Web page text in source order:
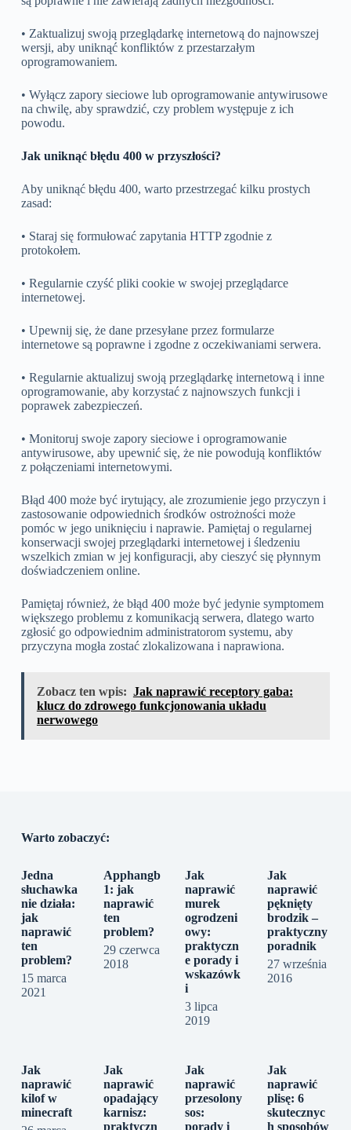
• Zaktualizuj swoją przeglądarkę internetową do najnowszej
wersji, aby uniknąć konfliktów z przestarzałym
oprogramowaniem.
• Wyłącz zapory sieciowe lub oprogramowanie antywirusowe
na chwilę, aby sprawdzić, czy problem występuje z ich
powodu.
Jak uniknąć błędu 400 w przyszłości?
Aby uniknąć błędu 400, warto przestrzegać kilku prostych
zasad:
• Staraj się formułować zapytania HTTP zgodnie z
protokołem.
• Regularnie czyść pliki cookie w swojej przeglądarce
internetowej.
• Upewnij się, że dane przesyłane przez formularze
internetowe są poprawne i zgodne z oczekiwaniami serwera.
• Regularnie aktualizuj swoją przeglądarkę internetową i inne
oprogramowanie, aby korzystać z najnowszych funkcji i
poprawek zabezpieczeń.
• Monitoruj swoje zapory sieciowe i oprogramowanie
antywirusowe, aby upewnić się, że nie powodują konfliktów
z połączeniami internetowymi.
Błąd 400 może być irytujący, ale zrozumienie jego przyczyn i
zastosowanie odpowiednich środków ostrożności może
pomóc w jego uniknięciu i naprawie. Pamiętaj o regularnej
konserwacji swojej przeglądarki internetowej i śledzeniu
wszelkich zmian w jej konfiguracji, aby cieszyć się płynnym
doświadczeniem online.
Pamiętaj również, że błąd 400 może być jedynie symptomem
większego problemu z komunikacją serwera, dlatego warto
zgłosić go odpowiednim administratorom systemu, aby
przyczyna mogła zostać zlokalizowana i naprawiona.
Zobacz ten wpis: Jak naprawić receptory gaba:
klucz do zdrowego funkcjonowania układu
nerwowego
Warto zobaczyć:
Jedna
słuchawka
nie działa:
jak
naprawić
ten
problem?
15 marca
2021
Apphangb
1: jak
naprawić
ten
problem?
29 czerwca
2018
Jak
naprawić
murek
ogrodzeni
owy:
praktyczn
e porady i
wskazówk
i
3 lipca
2019
Jak
naprawić
pęknięty
brodzik –
praktyczny
poradnik
27 września
2016
Jak
naprawić
kilof w
minecraft
Jak
naprawić
opadający
karnisz:
praktyczn
Jak
naprawić
przesolony
sos:
porady i
Jak
naprawić
plisę: 6
skutecznyc
h sposobów